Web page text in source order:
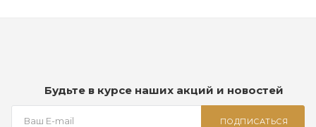
Будьте в курсе наших акций и новостей
ПОДПИСАТЬСЯ